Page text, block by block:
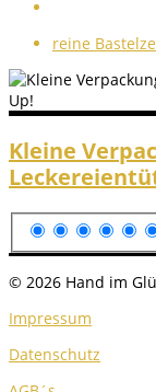
reine
Kleine
© 2026 Hand im
Impressum
Datenschutz